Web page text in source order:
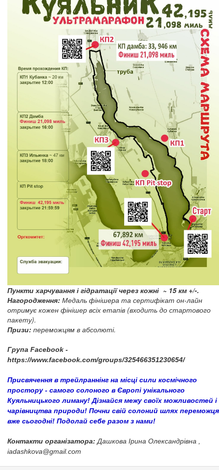
Пункти харчування і гідратації через кожні ~ 15 км +/-.
Нагородження: Медаль фінішера та сертифікат он-лайн
отримує кожен фінішер всіх етапів (входить до стартового
пакету).
Призи: переможцям в абсолюті.
Група Facebook -
https://www.facebook.com/groups/325466351230654/
Присвячення в трейлраннінг на місці сили космічного
простору - самого солоного в Європі унікального
Куяльницького лиману! Дізнайся межу своїх можливостей і
чарівництва природи! Почни свій солоний шлях переможця
вже сьогодні! Подолай себе разом з нами!
Контакти організатора: Дашкова Ірина Олександрівна ,
iadashkova@gmail.com